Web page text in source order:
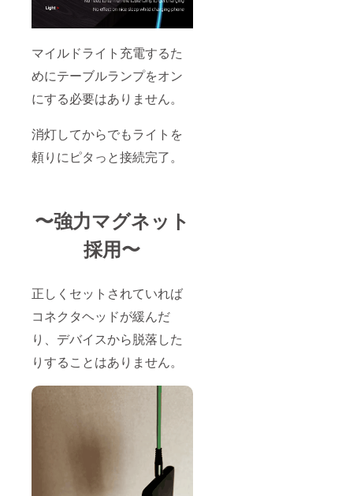
マイルドライト充電するた
めにテーブルランプをオン
にする必要はありません。
消灯してからでもライトを
頼りにピタっと接続完了。
〜強力マグネット
採用〜
正しくセットされていれば
コネクタヘッドが緩んだ
り、デバイスから脱落した
りすることはありません。